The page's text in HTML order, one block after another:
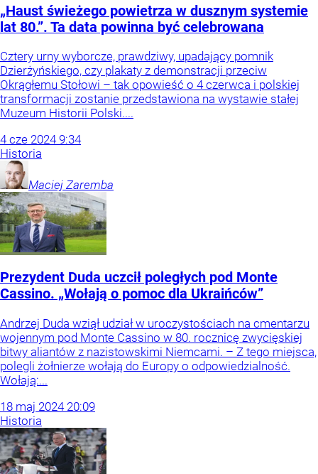
„Haust świeżego powietrza w dusznym systemie
lat 80.”. Ta data powinna być celebrowana
Cztery urny wyborcze, prawdziwy, upadający pomnik
Dzierżyńskiego, czy plakaty z demonstracji przeciw
Okrągłemu Stołowi – tak opowieść o 4 czerwca i polskiej
transformacji zostanie przedstawiona na wystawie stałej
Muzeum Historii Polski....
4 cze 2024 9:34
Historia
Maciej Zaremba
Prezydent Duda uczcił poległych pod Monte
Cassino. „Wołają o pomoc dla Ukraińców”
Andrzej Duda wziął udział w uroczystościach na cmentarzu
wojennym pod Monte Cassino w 80. rocznicę zwycięskiej
bitwy aliantów z nazistowskimi Niemcami. – Z tego miejsca,
polegli żołnierze wołają do Europy o odpowiedzialność.
Wołają:...
18 maj 2024 20:09
Historia